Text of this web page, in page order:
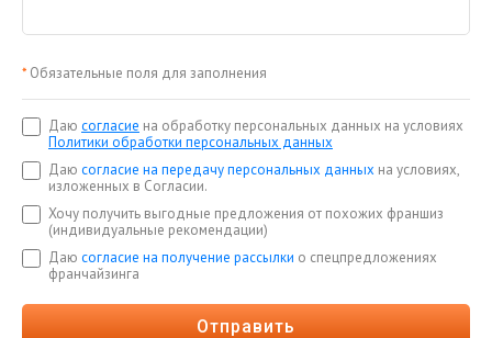
* Обязательные поля для заполнения
Даю согласие на обработку персональных данных на условиях
Политики обработки персональных данных
Даю согласие на передачу персональных данных на условиях,
изложенных в Согласии.
Хочу получить выгодные предложения от похожих франшиз
(индивидуальные рекомендации)
Даю согласие на получение рассылки о спецпредложениях
франчайзинга
Отправить